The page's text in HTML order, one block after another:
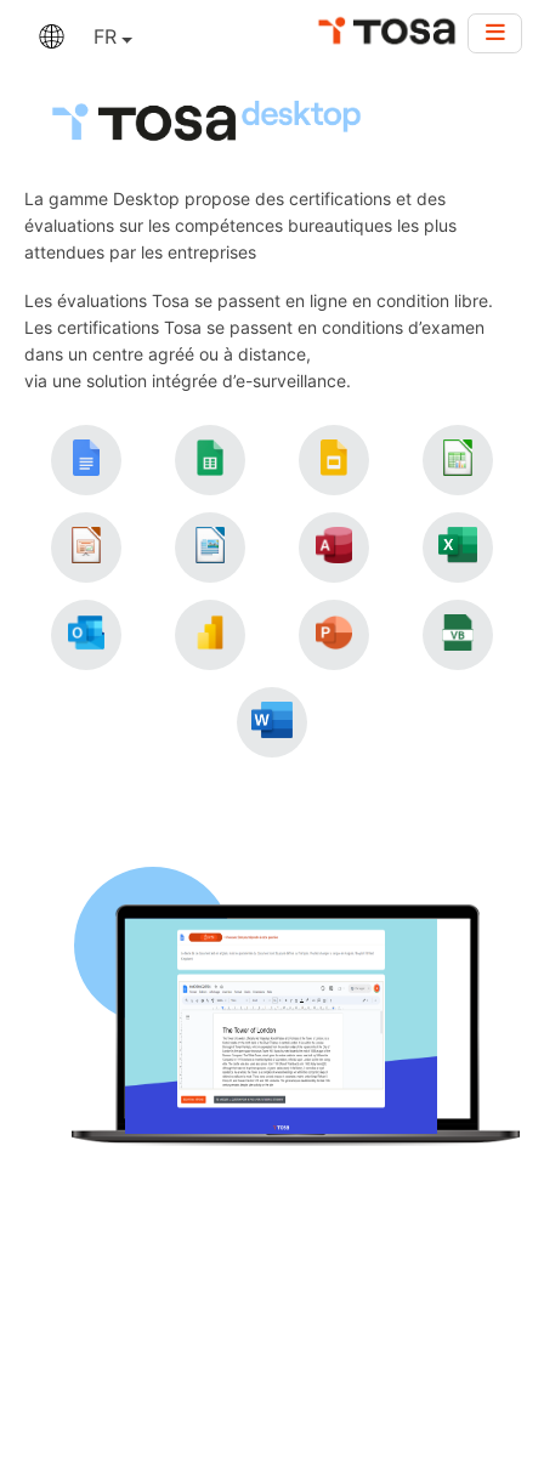
FR
La gamme Desktop propose des certifications et des
évaluations sur les compétences bureautiques les plus
attendues par les entreprises
Les évaluations Tosa se passent en ligne en condition libre.
Les certifications Tosa se passent en conditions d’examen
dans un centre agréé ou à distance,
via une solution intégrée d’e-surveillance.